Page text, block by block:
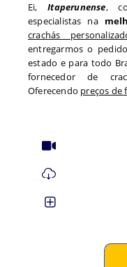
Ei,Itaperunense,
especialistas na
crachás
entregarmos o
estado e para todo
fornecedor de
Oferecendo preços de